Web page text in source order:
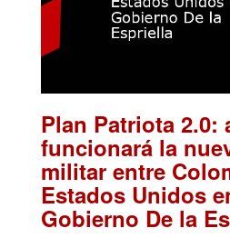
Plan Patriota 2.0:
funcionará la
militar entre
Estados Unidos
Gobierno De la